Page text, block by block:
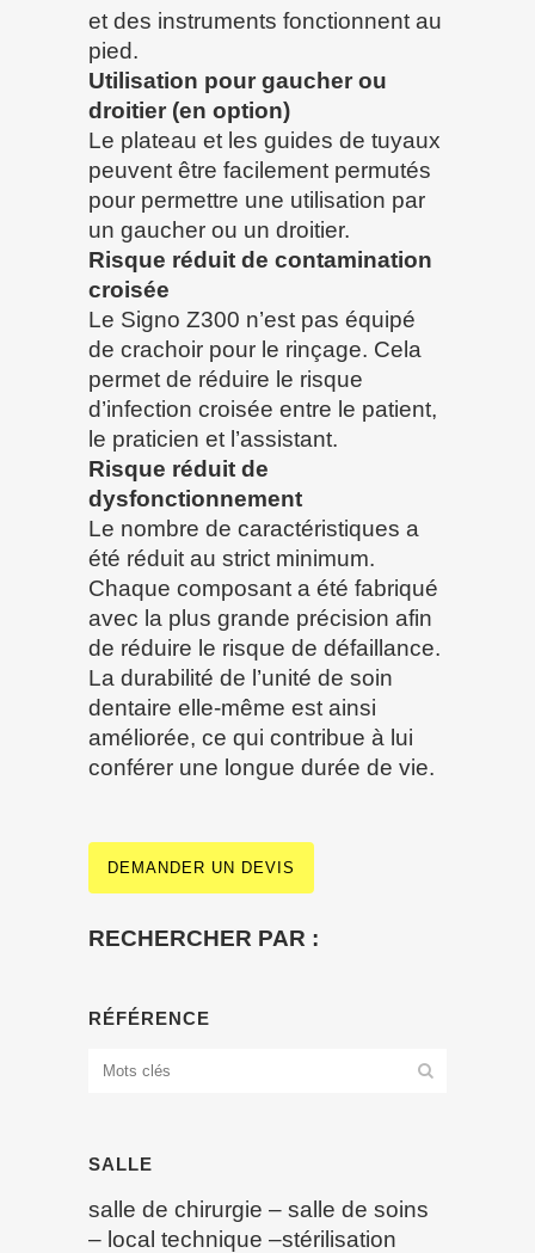
et des instruments fonctionnent au
pied.
Utilisation pour gaucher ou
droitier (en option)
Le plateau et les guides de tuyaux
peuvent être facilement permutés
pour permettre une utilisation par
un gaucher ou un droitier.
Risque réduit de contamination
croisée
Le Signo Z300 n’est pas équipé
de crachoir pour le rinçage. Cela
permet de réduire le risque
d’infection croisée entre le patient,
le praticien et l’assistant.
Risque réduit de
dysfonctionnement
Le nombre de caractéristiques a
été réduit au strict minimum.
Chaque composant a été fabriqué
avec la plus grande précision afin
de réduire le risque de défaillance.
La durabilité de l’unité de soin
dentaire elle-même est ainsi
améliorée, ce qui contribue à lui
conférer une longue durée de vie.
DEMANDER UN DEVIS
RECHERCHER PAR :
RÉFÉRENCE
SALLE
salle de chirurgie – salle de soins
– local technique –stérilisation